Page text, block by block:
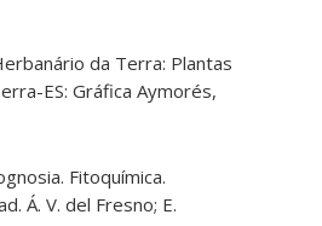
da Terra: Plantas
ES: GráficaAymorés,
Fitoquímica.
. Á. V.del Fresno; E.